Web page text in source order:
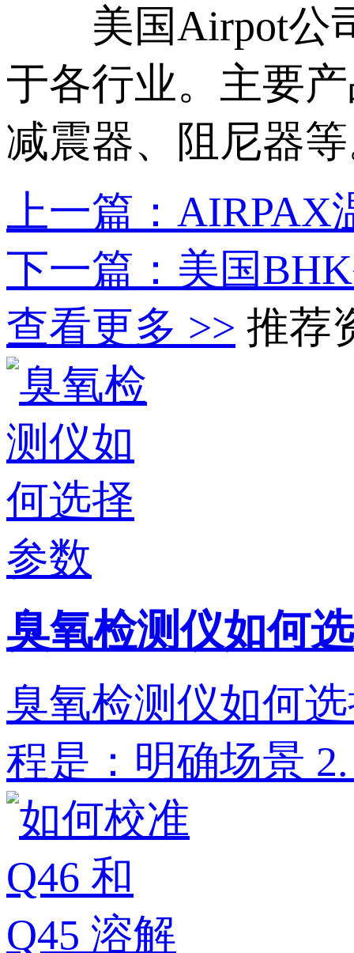
美国Airpot公司
于各行业。主要
减震器、阻尼器
上一篇：
下一篇：美国
查看更多 >> 推荐
臭氧检测仪如何
臭氧检测仪如何
程是：明确场景‌